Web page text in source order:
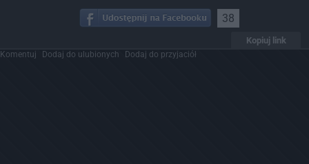
38
Kopiuj link
Komentuj Dodaj do ulubionych Dodaj do przyjaciół